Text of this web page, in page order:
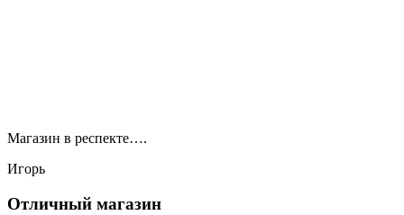
Магазин в респекте….
Игорь
Отличный магазин